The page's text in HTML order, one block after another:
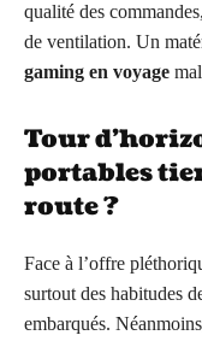
qualité des
de ventilation. Un
gaming en voyage
Tour
portables
route ?
Face à l’offre
surtout des habitudes
embarqués.